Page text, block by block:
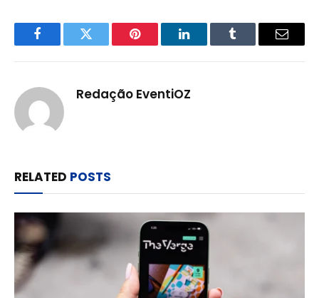
FacebookTwitter Pinterest LinkedInTumblr Email
Redação EventiOZ
RELATED POSTS